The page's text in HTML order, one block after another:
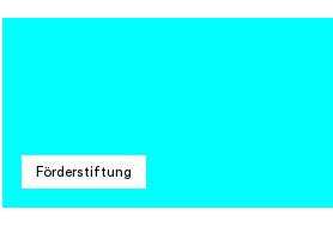
Armut, Krankheit, Altersbeschwerden oder
ausschliesslich gemeinnützig tätig und
keinerlei unternehmerische Zwecke.
Förderstiftung